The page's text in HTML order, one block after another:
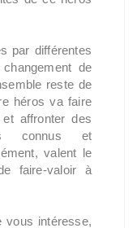
par différentes
de
reste de
héros va faire
affronter des
connus et
valent le
faire-valoir à
vous intéresse,